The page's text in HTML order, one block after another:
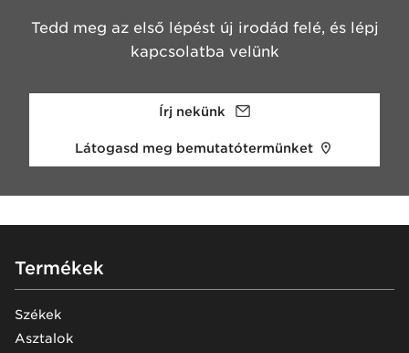
Tedd meg az első lépést új irodád felé, és lépj
kapcsolatba velünk
Írj nekünk
Látogasd meg bemutatótermünket
Footer
Termékek
Székek
Asztalok